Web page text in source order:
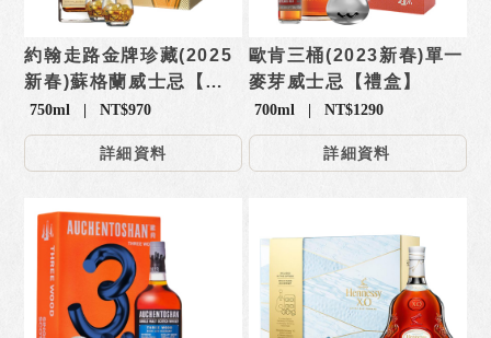
約翰走路金牌珍藏(2025
新春)蘇格蘭威士忌【禮
盒】
750ml | NT$970
詳細資料
歐肯三桶(2023新春)單一
麥芽威士忌【禮盒】
700ml | NT$1290
詳細資料